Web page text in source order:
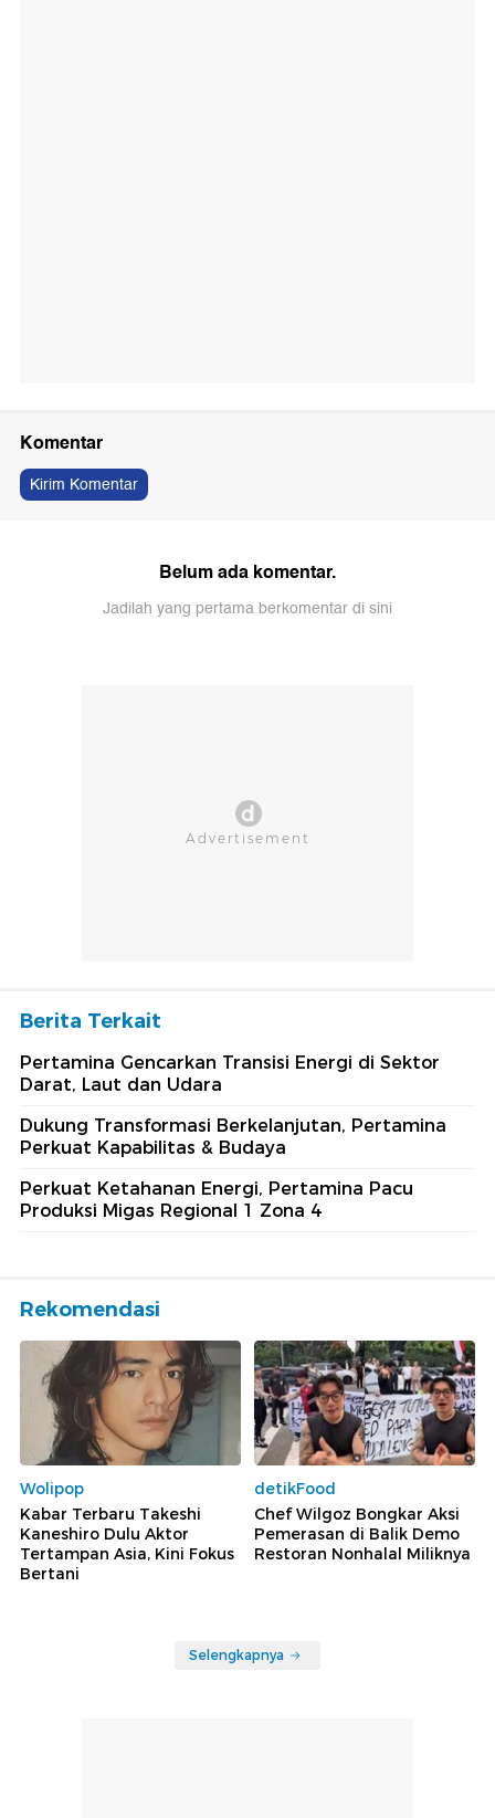
Komentar
Kirim Komentar
Belum ada komentar.
Jadilah yang pertama berkomentar di sini
Berita Terkait
Pertamina Gencarkan Transisi Energi di Sektor
Darat, Laut dan Udara
Dukung Transformasi Berkelanjutan, Pertamina
Perkuat Kapabilitas & Budaya
Perkuat Ketahanan Energi, Pertamina Pacu
Produksi Migas Regional 1 Zona 4
Rekomendasi
Wolipop
Kabar Terbaru Takeshi
Kaneshiro Dulu Aktor
Tertampan Asia, Kini Fokus
Bertani
detikFood
Chef Wilgoz Bongkar Aksi
Pemerasan di Balik Demo
Restoran Nonhalal Miliknya
Selengkapnya